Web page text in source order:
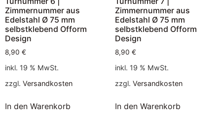
Zimmernummer aus
Edelstahl Ø 75 mm
selbstklebend Ofform
Design
8,90 €
inkl. 19 % MwSt.
zzgl. Versandkosten
In den Warenkorb
Zimmernummer aus
Edelstahl Ø 75 mm
selbstklebend Ofform
Design
8,90 €
inkl. 19 % MwSt.
zzgl. Versandkosten
In den Warenkorb